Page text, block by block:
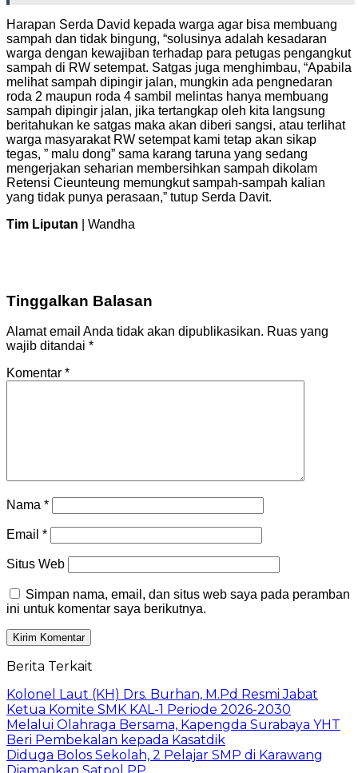
Harapan Serda David kepada warga agar bisa membuang
sampah dan tidak bingung, “solusinya adalah kesadaran
warga dengan kewajiban terhadap para petugas pengangkut
sampah di RW setempat. Satgas juga menghimbau, “Apabila
melihat sampah dipingir jalan, mungkin ada pengnedaran
roda 2 maupun roda 4 sambil melintas hanya membuang
sampah dipingir jalan, jika tertangkap oleh kita langsung
beritahukan ke satgas maka akan diberi sangsi, atau terlihat
warga masyarakat RW setempat kami tetap akan sikap
tegas, ” malu dong” sama karang taruna yang sedang
mengerjakan seharian membersihkan sampah dikolam
Retensi Cieunteung memungkut sampah-sampah kalian
yang tidak punya perasaan,” tutup Serda Davit.
Tim Liputan | Wandha
Tinggalkan Balasan
Alamat email Anda tidak akan dipublikasikan. Ruas yang
wajib ditandai *
Komentar *
Nama *
Email *
Situs Web
Simpan nama, email, dan situs web saya pada peramban
ini untuk komentar saya berikutnya.
Berita Terkait
Kolonel Laut (KH) Drs. Burhan, M.Pd Resmi Jabat
Ketua Komite SMK KAL-1 Periode 2026-2030
Melalui Olahraga Bersama, Kapengda Surabaya YHT
Beri Pembekalan kepada Kasatdik
Diduga Bolos Sekolah, 2 Pelajar SMP di Karawang